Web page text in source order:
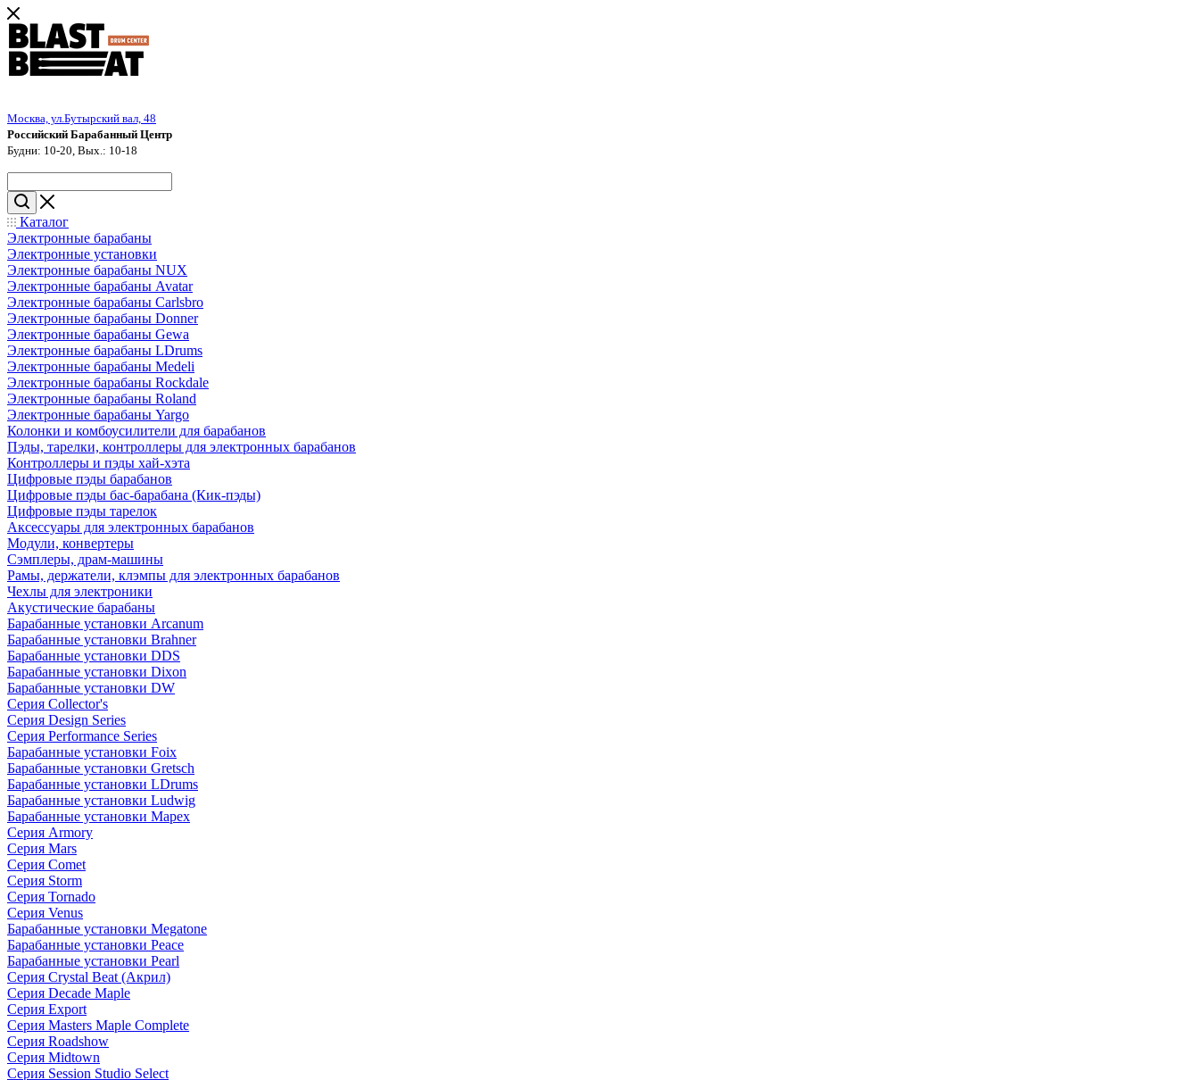
Москва, ул.Бутырский вал, 48
Российский Барабанный Центр
Будни: 10-20, Вых.: 10-18
Каталог
Электронные барабаны
Электронные установки
Электронные барабаны NUX
Электронные барабаны Avatar
Электронные барабаны Carlsbro
Электронные барабаны Donner
Электронные барабаны Gewa
Электронные барабаны LDrums
Электронные барабаны Medeli
Электронные барабаны Rockdale
Электронные барабаны Roland
Электронные барабаны Yargo
Колонки и комбоусилители для барабанов
Пэды, тарелки, контроллеры для электронных барабанов
Контроллеры и пэды хай-хэта
Цифровые пэды барабанов
Цифровые пэды бас-барабана (Кик-пэды)
Цифровые пэды тарелок
Аксессуары для электронных барабанов
Модули, конвертеры
Сэмплеры, драм-машины
Рамы, держатели, клэмпы для электронных барабанов
Чехлы для электроники
Акустические барабаны
Барабанные установки Arcanum
Барабанные установки Brahner
Барабанные установки DDS
Барабанные установки Dixon
Барабанные установки DW
Серия Collector's
Серия Design Series
Серия Performance Series
Барабанные установки Foix
Барабанные установки Gretsch
Барабанные установки LDrums
Барабанные установки Ludwig
Барабанные установки Mapex
Серия Armory
Серия Mars
Серия Comet
Серия Storm
Серия Tornado
Серия Venus
Барабанные установки Megatone
Барабанные установки Peace
Барабанные установки Pearl
Серия Crystal Beat (Акрил)
Серия Decade Maple
Серия Export
Серия Masters Maple Complete
Серия Roadshow
Серия Midtown
Серия Session Studio Select